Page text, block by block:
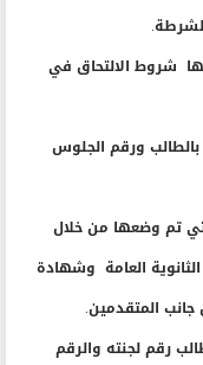
شروط الالتحاق في
ورقم الجلوس
تم وضعها من خلال
العامة وشهادة
جانب المتقدمين.
رقم لجنته والرقم